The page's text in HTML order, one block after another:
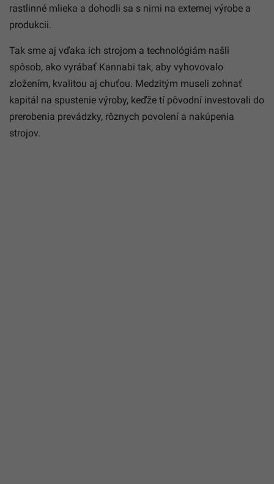
rastlinné mlieka a dohodli sa s nimi na externej výrobe a
produkcii.
Tak sme aj vďaka ich strojom a technológiám našli
spôsob, ako vyrábať Kannabi tak, aby vyhovovalo
zložením, kvalitou aj chuťou. Medzitým museli zohnať
kapitál na spustenie výroby, keďže tí pôvodní investovali do
prerobenia prevádzky, rôznych povolení a nakúpenia
strojov.